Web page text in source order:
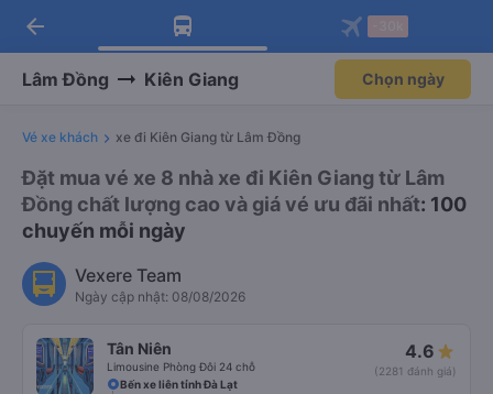
Tải app Vexere ngay!
Nhận ưu đãi thành viên độc
Mở app
Tải app Vexere
-30k/ghế khi đặt vé máy bay qua
Mở app
arrow_back
Lâm Đồng Kiên Giang Chọn ngày
Vé xe khách xe đi Kiên Giang từ Lâm Đồng
Đặt mua vé xe 8 nhà xe đi Kiên Giang từ Lâm
Đồng chất lượng cao và giá vé ưu đãi nhất: 100
chuyến mỗi ngày
Vexere Team
Ngày cập nhật: 08/08/2026
Tân Niên
Limousine Phòng Đôi 24 chỗ
4.6
(2281 đánh giá)
Bến xe liên tỉnh Đà Lạt